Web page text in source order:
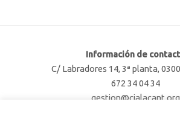
Información de
C/ Labradores 14, 3ª planta,
672 34 04 34
gestion@cjalacant.org